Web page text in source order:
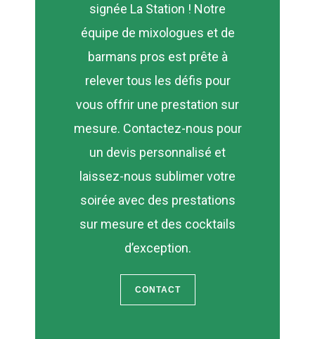
signée La Station ! Notre
équipe de mixologues et de
barmans pros est prête à
relever tous les défis pour
vous offrir une prestation sur
mesure. Contactez-nous pour
un devis personnalisé et
laissez-nous sublimer votre
soirée avec des prestations
sur mesure et des cocktails
d’exception.
CONTACT